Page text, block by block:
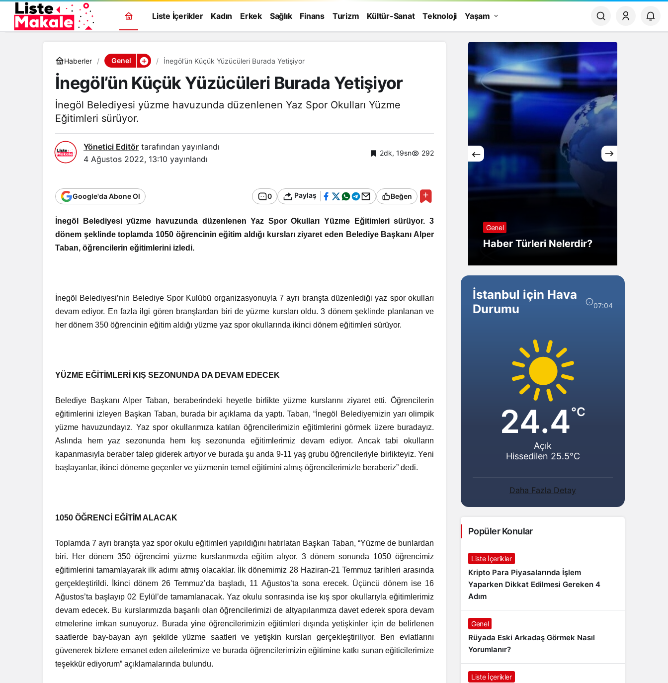
Liste İçerikler Kadın Erkek Sağlık Finans Turizm Kültür-Sanat Teknoloji Yaşam
Haberler Genel İnegöl’ün Küçük Yüzücüleri Burada Yetişiyor
İnegöl’ün Küçük Yüzücüleri Burada Yetişiyor
İnegöl Belediyesi yüzme havuzunda düzenlenen Yaz Spor Okulları Yüzme
Eğitimleri sürüyor.
Yönetici Editör tarafından yayınlandı
4 Ağustos 2022, 13:10 yayınlandı
2dk, 19sn 292
Google'da Abone Ol 0 Paylaş Beğen
İnegöl Belediyesi yüzme havuzunda düzenlenen Yaz Spor Okulları Yüzme Eğitimleri sürüyor. 3
dönem şeklinde toplamda 1050 öğrencinin eğitim aldığı kursları ziyaret eden Belediye Başkanı Alper
Taban, öğrencilerin eğitimlerini izledi.
İnegöl Belediyesi’nin Belediye Spor Kulübü organizasyonuyla 7 ayrı branşta düzenlediği yaz spor okulları
devam ediyor. En fazla ilgi gören branşlardan biri de yüzme kursları oldu. 3 dönem şeklinde planlanan ve
her dönem 350 öğrencinin eğitim aldığı yüzme yaz spor okullarında ikinci dönem eğitimleri sürüyor.
YÜZME EĞİTİMLERİ KIŞ SEZONUNDA DA DEVAM EDECEK
Belediye Başkanı Alper Taban, beraberindeki heyetle birlikte yüzme kurslarını ziyaret etti. Öğrencilerin
eğitimlerini izleyen Başkan Taban, burada bir açıklama da yaptı. Taban, “İnegöl Belediyemizin yarı olimpik
yüzme havuzundayız. Yaz spor okullarımıza katılan öğrencilerimizin eğitimlerini görmek üzere buradayız.
Aslında hem yaz sezonunda hem kış sezonunda eğitimlerimiz devam ediyor. Ancak tabi okulların
kapanmasıyla beraber talep giderek artıyor ve burada şu anda 9-11 yaş grubu öğrencileriyle birlikteyiz. Yeni
başlayanlar, ikinci döneme geçenler ve yüzmenin temel eğitimini almış öğrencilerimizle beraberiz” dedi.
1050 ÖĞRENCİ EĞİTİM ALACAK
Toplamda 7 ayrı branşta yaz spor okulu eğitimleri yapıldığını hatırlatan Başkan Taban, “Yüzme de bunlardan
biri. Her dönem 350 öğrencimi yüzme kurslarımızda eğitim alıyor. 3 dönem sonunda 1050 öğrencimiz
eğitimlerini tamamlayarak ilk adımı atmış olacaklar. İlk dönemimiz 28 Haziran-21 Temmuz tarihleri arasında
gerçekleştirildi. İkinci dönem 26 Temmuz’da başladı, 11 Ağustos’ta sona erecek. Üçüncü dönem ise 16
Ağustos’ta başlayıp 02 Eylül’de tamamlanacak. Yaz okulu sonrasında ise kış spor okullarıyla eğitimlerimiz
devam edecek. Bu kurslarımızda başarılı olan öğrencilerimizi de altyapılarımıza davet ederek spora devam
etmelerine imkan sunuyoruz. Burada yine öğrencilerimizin eğitimleri dışında yetişkinler için de belirlenen
saatlerde bay-bayan ayrı şekilde yüzme saatleri ve yetişkin kursları gerçekleştiriliyor. Ben evlatlarını
güvenerek bizlere emanet eden ailelerimize ve burada öğrencilerimizin eğitimine katkı sunan eğiticilerimize
teşekkür ediyorum” açıklamalarında bulundu.
Bir Erkek Bir Kadına Ne
Genel
Haber Türleri Nelerdir?
İstanbul için Hava
Durumu
07:04
24.4°C
Açık
Hissedilen 25.5°C
Daha Fazla Detay
Popüler Konular
Liste İçerikler
Kripto Para Piyasalarında İşlem
Yaparken Dikkat Edilmesi Gereken 4
Adım
Genel
Rüyada Eski Arkadaş Görmek Nasıl
Yorumlanır?
Liste İçerikler